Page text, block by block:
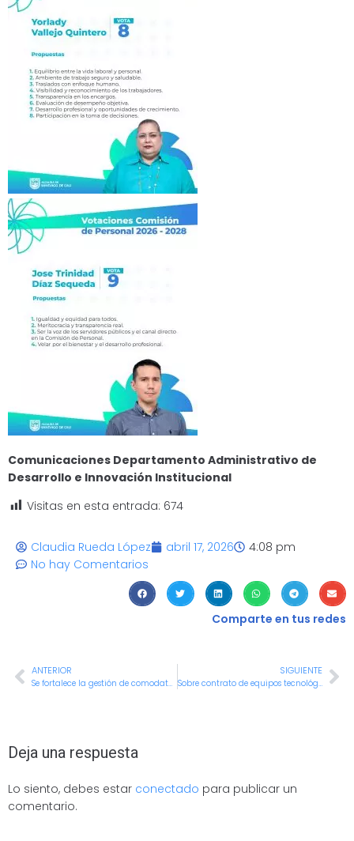
Comunicaciones Departamento Administrativo de
Desarrollo e Innovación Institucional
Visitas en esta entrada: 674
Claudia Rueda López abril 17, 2026
4:08 pm
No hay Comentarios
Comparte en tus redes
ANTERIOR
Se fortalece la gestión de comodatos para optimizar el uso de los bienes del Distrito
SIGUIENTE
Sobre contrato de equipos tecnológicos: “¡No se han girado recursos ni hay detrimento patrimonial!”, Alcaldía de Cali
Deja una respuesta
Lo siento, debes estar conectado para publicar un
comentario.